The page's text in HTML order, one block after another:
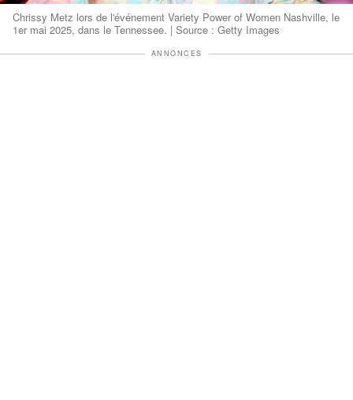
Chrissy Metz lors de l'événement Variety Power of Women Nashville, le
1er mai 2025, dans le Tennessee. | Source : Getty Images
ANNONCES